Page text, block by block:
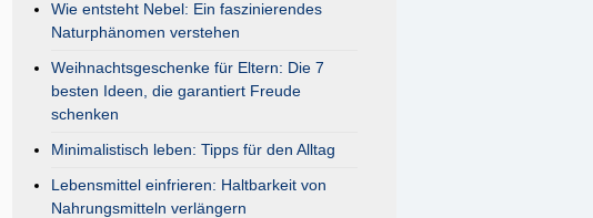
Wie entsteht Nebel: Ein faszinierendes
Naturphänomen verstehen
Weihnachtsgeschenke für Eltern: Die 7
besten Ideen, die garantiert Freude
schenken
Minimalistisch leben: Tipps für den Alltag
Lebensmittel einfrieren: Haltbarkeit von
Nahrungsmitteln verlängern